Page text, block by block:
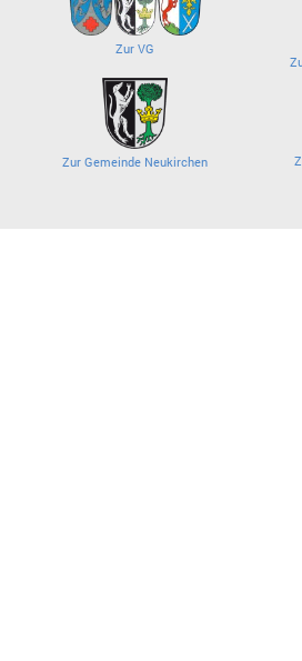
Zur VG
Zur Gemeinde Neukirchen